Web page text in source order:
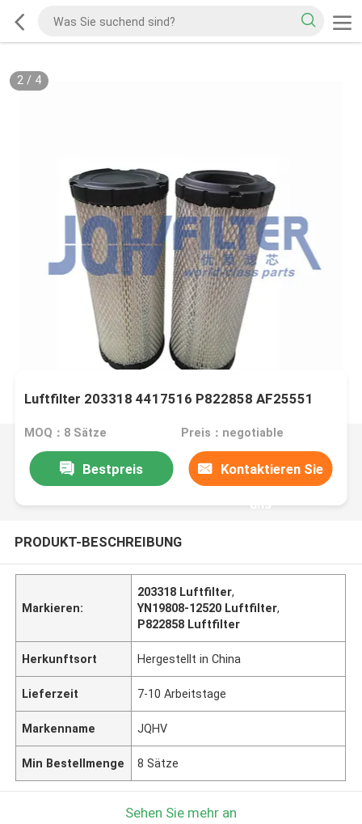
2/ 4
Luftfilter 203318 4417516 P822858 AF25551
MOQ：8 Sätze Preis：negotiable
Bestpreis Kontaktieren Sie
uns
PRODUKT-BESCHREIBUNG
Markieren:
203318 Luftfilter,
YN19808-12520 Luftfilter,
P822858 Luftfilter
Herkunftsort Hergestellt in China
Lieferzeit 7-10 Arbeitstage
Markenname JQHV
Min Bestellmenge 8 Sätze
Sehen Sie mehr an